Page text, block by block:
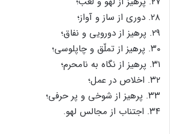
۲۸. دوری از ساز و آواز؛
۲۹. پرهیز از دورویی و نفاق؛
۳۰. پرهیز از تملّق و چاپلوسی؛
۳۱. پرهیز از نگاه به نامحرم؛
۳۲. اخلاص در عمل؛
۳۳. پرهیز از شوخی و پر حرفی؛
۳۴. اجتناب از مجالس لهو.